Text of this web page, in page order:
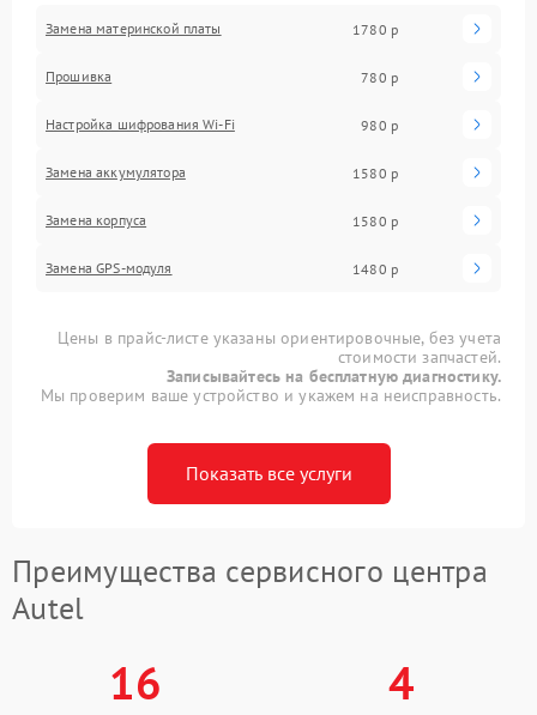
Замена материнской платы 1780 р
Прошивка 780 р
Настройка шифрования Wi-Fi 980 р
Замена аккумулятора 1580 р
Замена корпуса 1580 р
Замена GPS-модуля 1480 р
Цены в прайс-листе указаны ориентировочные, без учета
стоимости запчастей.
Записывайтесь на бесплатную диагностику.
Мы проверим ваше устройство и укажем на неисправность.
Показать все услуги
Преимущества сервисного центра
Autel
16 4